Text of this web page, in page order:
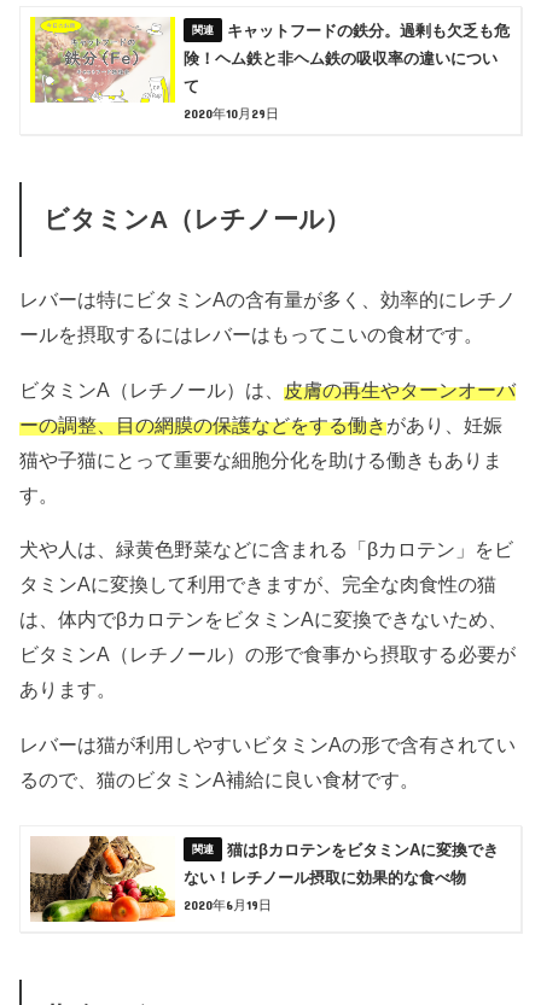
キャットフードの鉄分。過剰も欠乏も危
険！ヘム鉄と非ヘム鉄の吸収率の違いについ
て
2020年10月29日
ビタミンA（レチノール）
レバーは特にビタミンAの含有量が多く、効率的にレチノ
ールを摂取するにはレバーはもってこいの食材です。
ビタミンA（レチノール）は、皮膚の再生やターンオーバ
ーの調整、目の網膜の保護などをする働きがあり、妊娠
猫や子猫にとって重要な細胞分化を助ける働きもありま
す。
犬や人は、緑黄色野菜などに含まれる「βカロテン」をビ
タミンAに変換して利用できますが、完全な肉食性の猫
は、体内でβカロテンをビタミンAに変換できないため、
ビタミンA（レチノール）の形で食事から摂取する必要が
あります。
レバーは猫が利用しやすいビタミンAの形で含有されてい
るので、猫のビタミンA補給に良い食材です。
猫はβカロテンをビタミンAに変換でき
ない！レチノール摂取に効果的な食べ物
2020年6月19日